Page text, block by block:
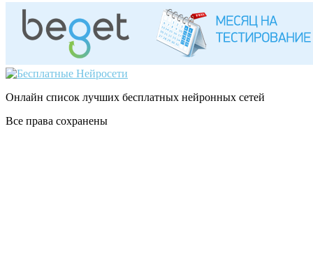
Онлайн список лучших бесплатных нейронных сетей
Все права сохранены